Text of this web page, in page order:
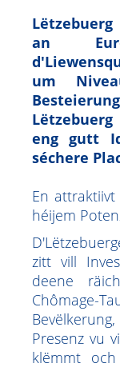
an
um
eng gutt
séchere
En
héijem
zitt vill
deene
Chômage-
Presenz vu
klëmmt